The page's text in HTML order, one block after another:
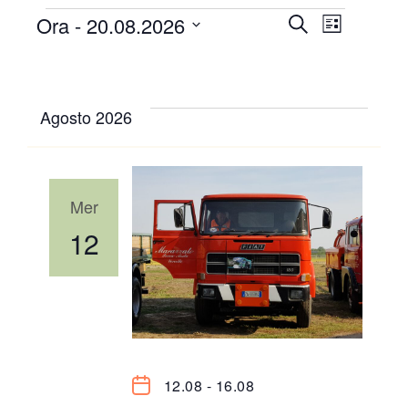
e
Cerca
Lista
Ora - 20.08.2026
Agosto 2026
Mer
12
12.08 - 16.08